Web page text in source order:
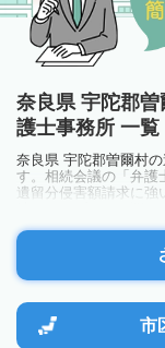
奈良県 宇陀郡
護士事務所 一覧
奈良県 宇陀郡曽爾村
す。相続会議の「弁護
遺留分侵害額請求に強
続のトラブルやお悩
ましょう。
市